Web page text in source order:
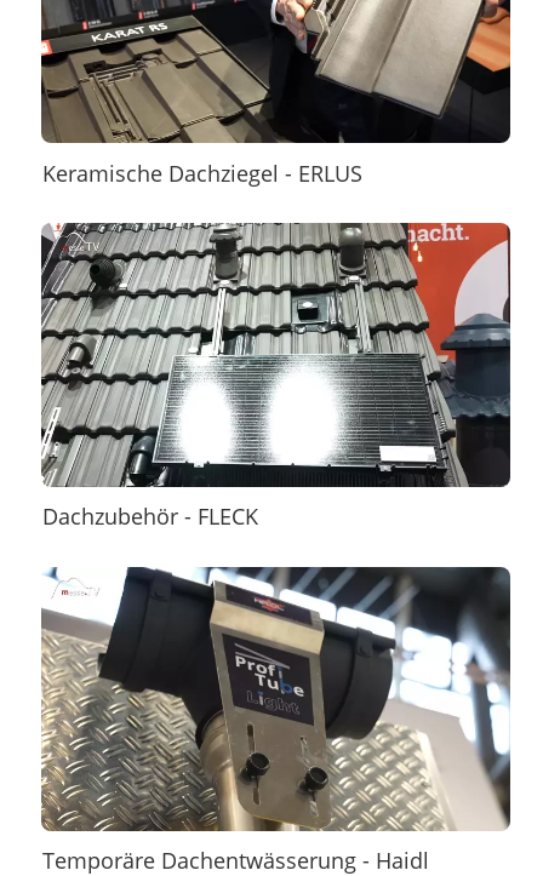
Keramische Dachziegel - ERLUS
Dachzubehör - FLECK
Temporäre Dachentwässerung - Haidl